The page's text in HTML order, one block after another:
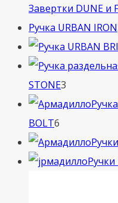
Завертки DUNE и
Ручка URBAN IRON
STONE3
товара
BOLT6
товаров
Ручки